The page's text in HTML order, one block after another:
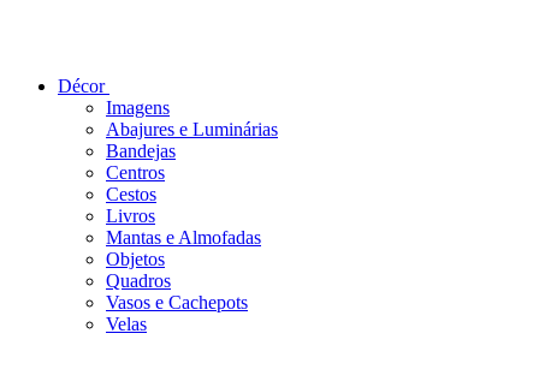
Décor
Imagens
Abajures e Luminárias
Bandejas
Centros
Cestos
Livros
Mantas e Almofadas
Objetos
Quadros
Vasos e Cachepots
Velas